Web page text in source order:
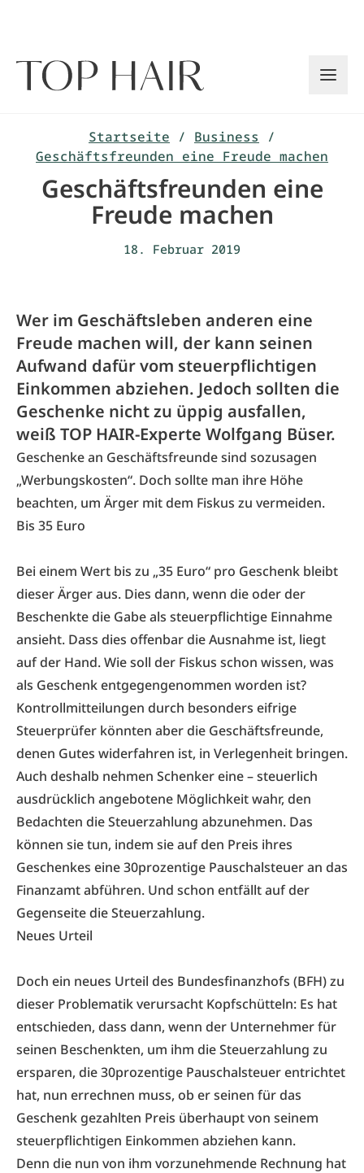
Startseite / Business
/
Geschäftsfreunden eine Freude machen
Geschäftsfreunden eine
Freude machen
18. Februar 2019
Wer im Geschäftsleben anderen eine
Freude machen will, der kann seinen
Aufwand dafür vom steuerpflichtigen
Einkommen abziehen. Jedoch sollten die
Geschenke nicht zu üppig ausfallen,
weiß TOP HAIR-Experte Wolfgang Büser.
Geschenke an Geschäftsfreunde sind sozusagen
„Werbungskosten“. Doch sollte man ihre Höhe
beachten, um Ärger mit dem Fiskus zu vermeiden.
Bis 35 Euro
Bei einem Wert bis zu „35 Euro“ pro Geschenk bleibt
dieser Ärger aus. Dies dann, wenn die oder der
Beschenkte die Gabe als steuerpflichtige Einnahme
ansieht. Dass dies offenbar die Ausnahme ist, liegt
auf der Hand. Wie soll der Fiskus schon wissen, was
als Geschenk entgegengenommen worden ist?
Kontrollmitteilungen durch besonders eifrige
Steuerprüfer könnten aber die Geschäftsfreunde,
denen Gutes widerfahren ist, in Verlegenheit bringen.
Auch deshalb nehmen Schenker eine – steuerlich
ausdrücklich angebotene Möglichkeit wahr, den
Bedachten die Steuerzahlung abzunehmen. Das
können sie tun, indem sie auf den Preis ihres
Geschenkes eine 30prozentige Pauschalsteuer an das
Finanzamt abführen. Und schon entfällt auf der
Gegenseite die Steuerzahlung.
Neues Urteil
Doch ein neues Urteil des Bundesfinanzhofs (BFH) zu
dieser Problematik verursacht Kopfschütteln: Es hat
entschieden, dass dann, wenn der Unternehmer für
seinen Beschenkten, um ihm die Steuerzahlung zu
ersparen, die 30prozentige Pauschalsteuer entrichtet
hat, nun errechnen muss, ob er seinen für das
Geschenk gezahlten Preis überhaupt von seinem
steuerpflichtigen Einkommen abziehen kann.
Denn die nun von ihm vorzunehmende Rechnung hat